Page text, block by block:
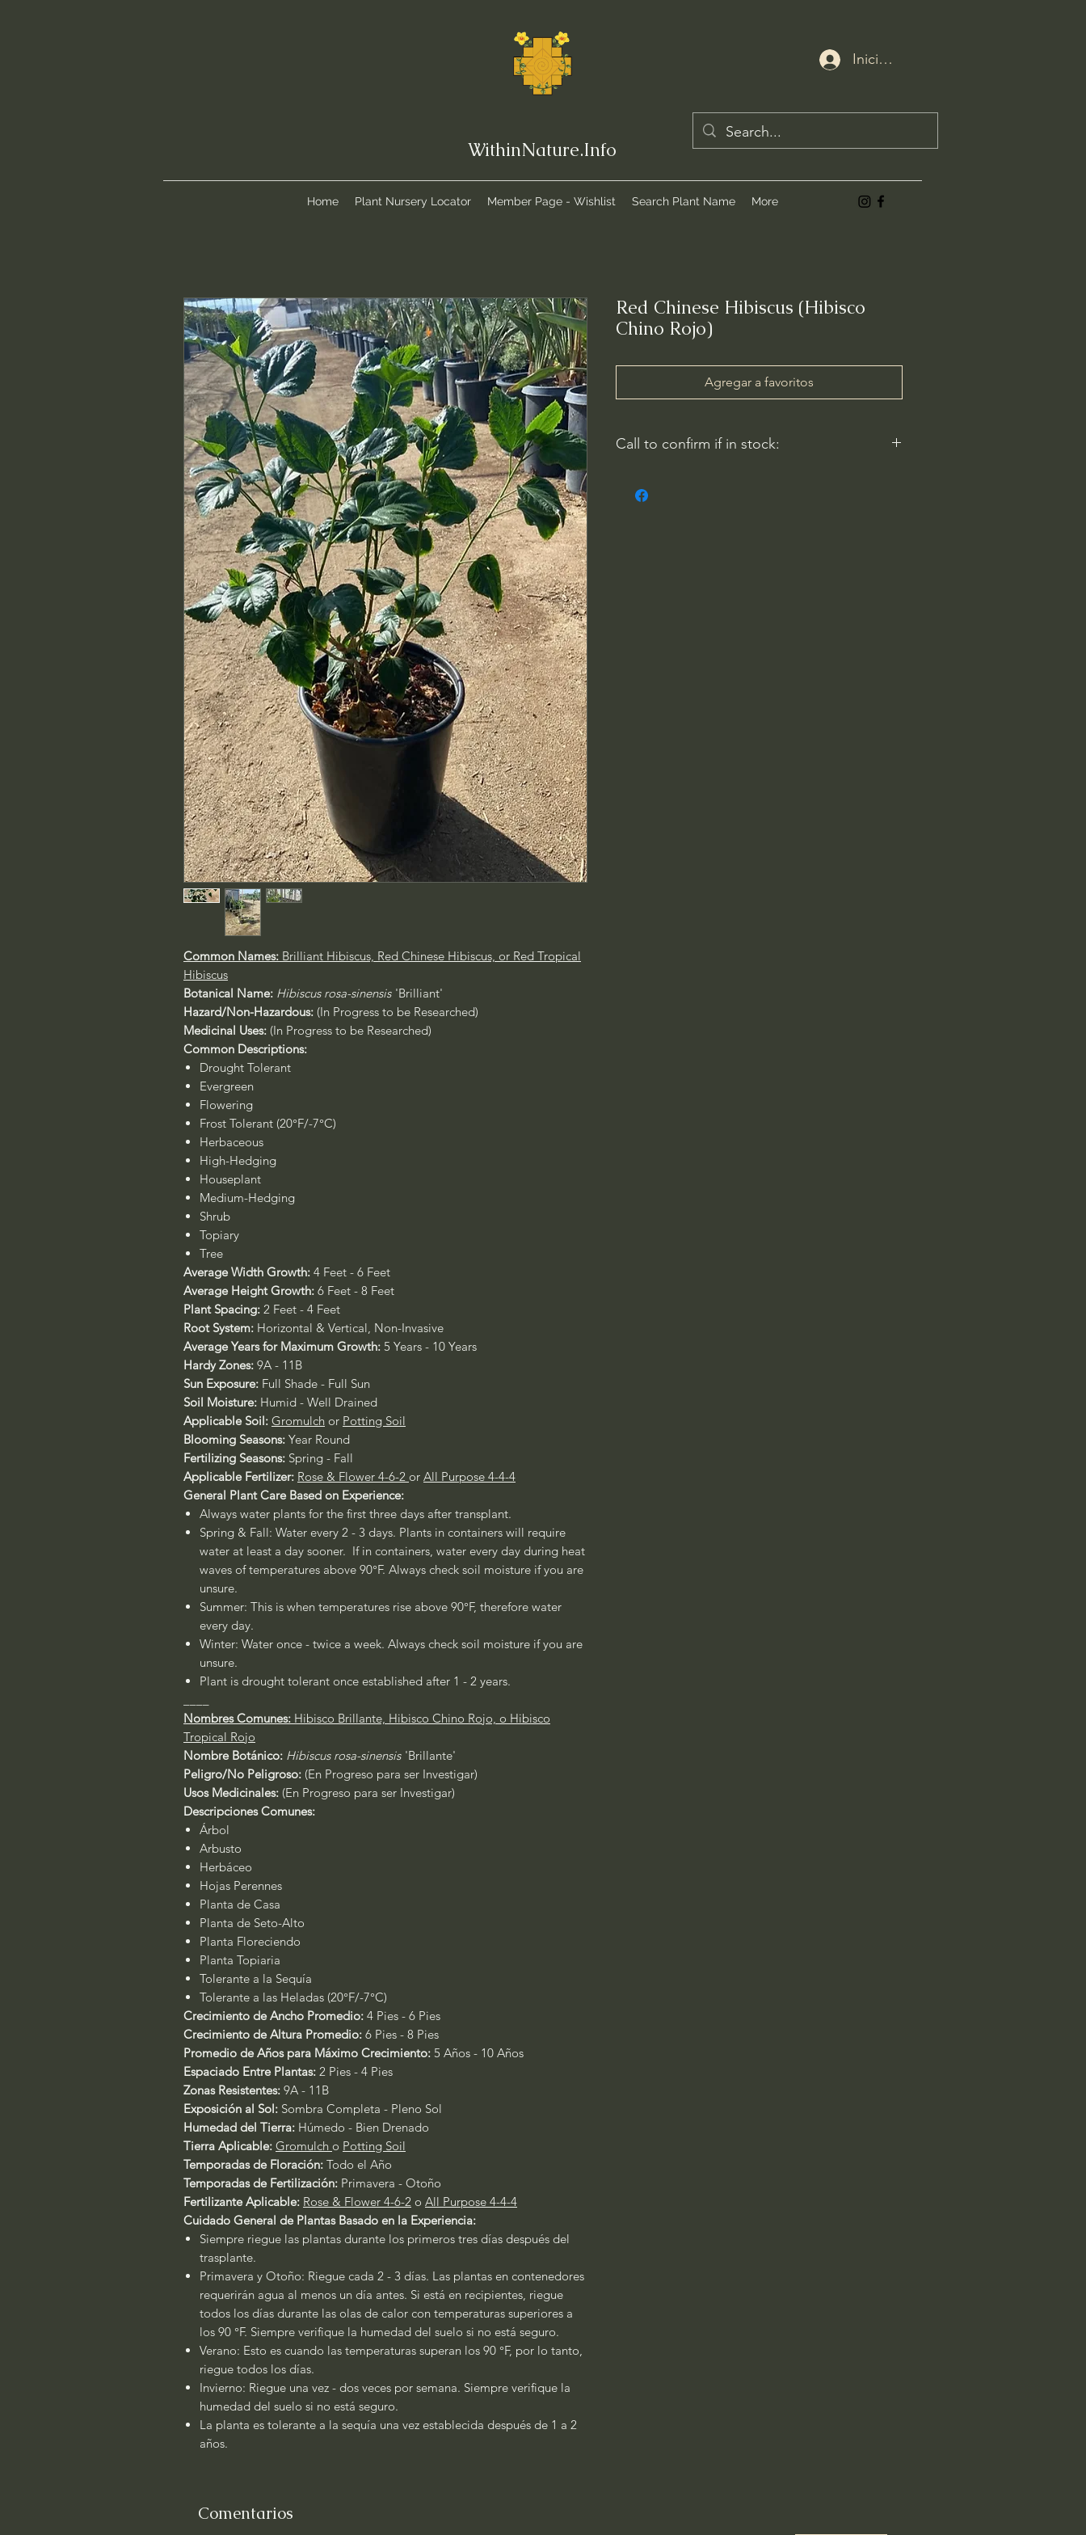
WithinNature.Info
Iniciar sesión
Home Plant Nursery Locator Member Page - Wishlist Search Plant Name More
Common Names: Brilliant Hibiscus, Red Chinese Hibiscus, or Red Tropical
Hibiscus
Botanical Name: Hibiscus rosa-sinensis 'Brilliant'
Hazard/Non-Hazardous: (In Progress to be Researched)
Medicinal Uses: (In Progress to be Researched)
Common Descriptions:
Drought Tolerant
Evergreen
Flowering
Frost Tolerant (20°F/-7°C)
Herbaceous
High-Hedging
Houseplant
Medium-Hedging
Shrub
Topiary
Tree
Average Width Growth: 4 Feet - 6 Feet
Average Height Growth: 6 Feet - 8 Feet
Plant Spacing: 2 Feet - 4 Feet
Root System: Horizontal & Vertical, Non-Invasive
Average Years for Maximum Growth: 5 Years - 10 Years
Hardy Zones: 9A - 11B
Sun Exposure: Full Shade - Full Sun
Soil Moisture: Humid - Well Drained
Applicable Soil: Gromulch or Potting Soil
Blooming Seasons: Year Round
Fertilizing Seasons: Spring - Fall
Applicable Fertilizer: Rose & Flower 4-6-2 or All Purpose 4-4-4
General Plant Care Based on Experience:
Always water plants for the first three days after transplant.
Spring & Fall: Water every 2 - 3 days. Plants in containers will require
water at least a day sooner. If in containers, water every day during heat
waves of temperatures above 90°F. Always check soil moisture if you are
unsure.
Summer: This is when temperatures rise above 90°F, therefore water
every day.
Winter: Water once - twice a week. Always check soil moisture if you are
unsure.
Plant is drought tolerant once established after 1 - 2 years.
Nombres Comunes: Hibisco Brillante, Hibisco Chino Rojo, o Hibisco
Tropical Rojo
Nombre Botánico: Hibiscus rosa-sinensis 'Brillante'
Peligro/No Peligroso: (En Progreso para ser Investigar)
Usos Medicinales: (En Progreso para ser Investigar)
Descripciones Comunes:
Árbol
Arbusto
Herbáceo
Hojas Perennes
Planta de Casa
Planta de Seto-Alto
Planta Floreciendo
Planta Topiaria
Tolerante a la Sequía
Tolerante a las Heladas (20°F/-7°C)
Crecimiento de Ancho Promedio: 4 Pies - 6 Pies
Crecimiento de Altura Promedio: 6 Pies - 8 Pies
Promedio de Años para Máximo Crecimiento: 5 Años - 10 Años
Espaciado Entre Plantas: 2 Pies - 4 Pies
Zonas Resistentes: 9A - 11B
Exposición al Sol: Sombra Completa - Pleno Sol
Humedad del Tierra: Húmedo - Bien Drenado
Tierra Aplicable: Gromulch o Potting Soil
Temporadas de Floración: Todo el Año
Temporadas de Fertilización: Primavera - Otoño
Fertilizante Aplicable: Rose & Flower 4-6-2 o All Purpose 4-4-4
Cuidado General de Plantas Basado en la Experiencia:
Siempre riegue las plantas durante los primeros tres días después del
trasplante.
Primavera y Otoño: Riegue cada 2 - 3 días. Las plantas en contenedores
requerirán agua al menos un día antes. Si está en recipientes, riegue
todos los días durante las olas de calor con temperaturas superiores a
los 90 °F. Siempre verifique la humedad del suelo si no está seguro.
Verano: Esto es cuando las temperaturas superan los 90 °F, por lo tanto,
riegue todos los días.
Invierno: Riegue una vez - dos veces por semana. Siempre verifique la
humedad del suelo si no está seguro.
La planta es tolerante a la sequía una vez establecida después de 1 a 2
años.
Red Chinese Hibiscus (Hibisco
Chino Rojo)
Agregar a favoritos
Call to confirm if in stock:
WithinNature.info may carry this in stock.
Comentarios